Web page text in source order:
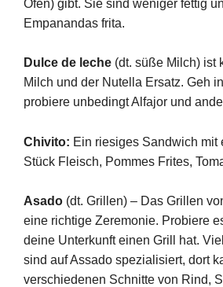
Ofen) gibt. Sie sind weniger fettig
Empanandas frita.
Dulce de leche (dt. süße Milch) ist
Milch und der Nutella Ersatz. Geh
probiere unbedingt Alfajor und
Chivito: Ein riesiges Sandwich mit
Stück Fleisch, Pommes Frites,
Asado (dt. Grillen) – Das Grillen
eine richtige Zeremonie. Probiere
deine Unterkunft einen Grill hat.
sind auf Assado spezialisiert, dort
verschiedenen Schnitte von Rind,